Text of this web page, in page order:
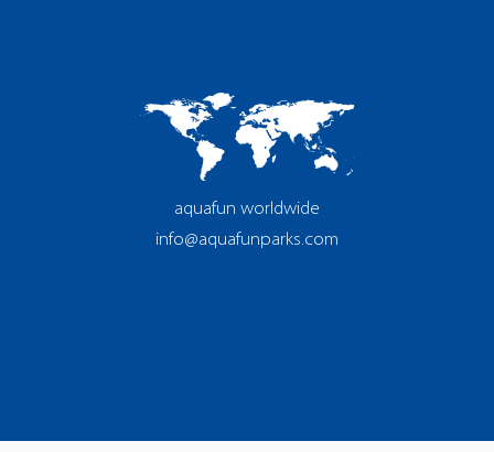
aquafun worldwide
info@aquafunparks.com